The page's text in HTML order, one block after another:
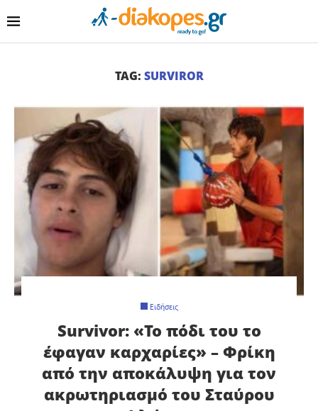
TAG: SURVIROR
Ειδήσεις
Survivor: «Το πόδι του το
έφαγαν καρχαρίες» – Φρίκη
από την αποκάλυψη για τον
ακρωτηριασμό του Σταύρου